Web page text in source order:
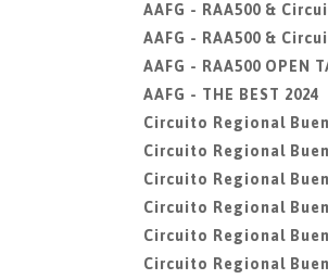
AAFG - RAA500 &
AAFG - RAA500 &
AAFG - RAA500 OPEN
AAFG - THE BEST 2024
Circuito Regional
Circuito Regional
Circuito Regional
Circuito Regional
Circuito Regional
Circuito Regional